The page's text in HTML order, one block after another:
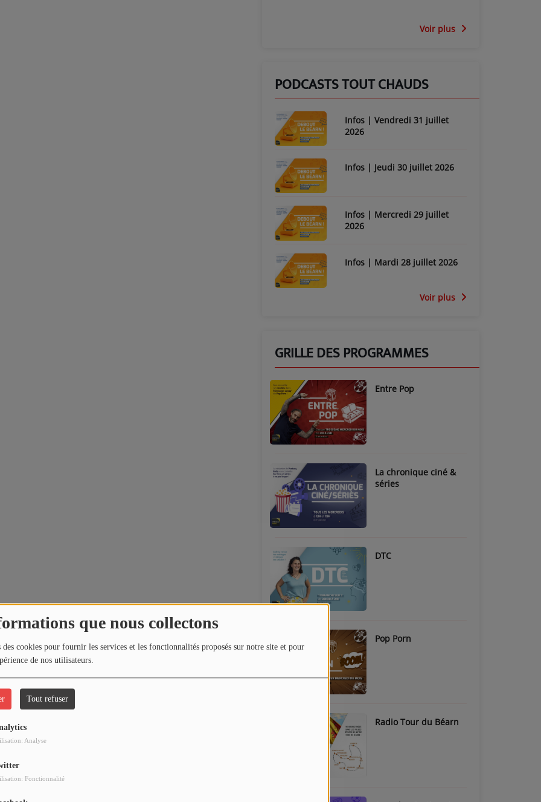
que nous collectons
cookies pour fournir les services et les fonctionnalités proposés sur notre site et pour
de nos utilisateurs.
Tout refuser
Analyse
Fonctionnalité
Voir plus
PODCASTS TOUT CHAUDS
Infos | Vendredi 31 juillet
2026
Infos | Jeudi 30 juillet 2026
Infos | Mercredi 29 juillet
2026
Infos | Mardi 28 juillet 2026
Voir plus
GRILLE DES PROGRAMMES
Entre Pop
La chronique ciné &
séries
DTC
Pop Porn
Radio Tour du Béarn